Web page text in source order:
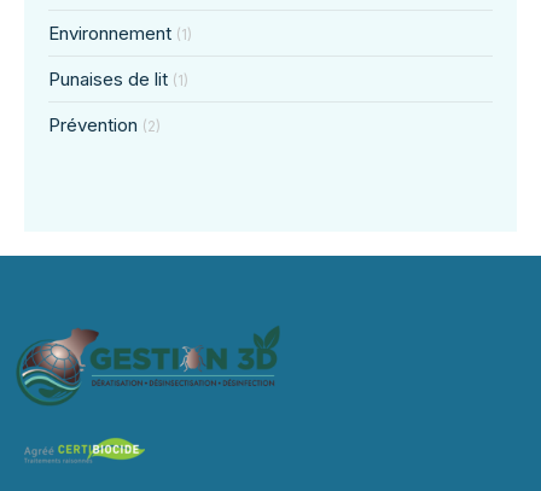
Environnement (1)
Punaises de lit (1)
Prévention (2)